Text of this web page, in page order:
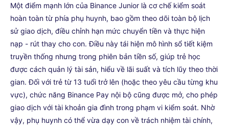
Một điểm mạnh lớn của Binance Junior là cơ chế kiểm soát
hoàn toàn từ phía phụ huynh, bao gồm theo dõi toàn bộ lịch
sử giao dịch, điều chỉnh hạn mức chuyển tiền và thực hiện
nạp - rút thay cho con. Điều này tái hiện mô hình sổ tiết kiệm
truyền thống nhưng trong phiên bản tiền số, giúp trẻ học
được cách quản lý tài sản, hiểu về lãi suất và tích lũy theo thời
gian. Đối với trẻ từ 13 tuổi trở lên (hoặc theo yêu cầu từng khu
vực), chức năng Binance Pay nội bộ cũng được mở, cho phép
giao dịch với tài khoản gia đình trong phạm vi kiểm soát. Nhờ
vậy, phụ huynh có thể vừa dạy con về trách nhiệm tài chính,